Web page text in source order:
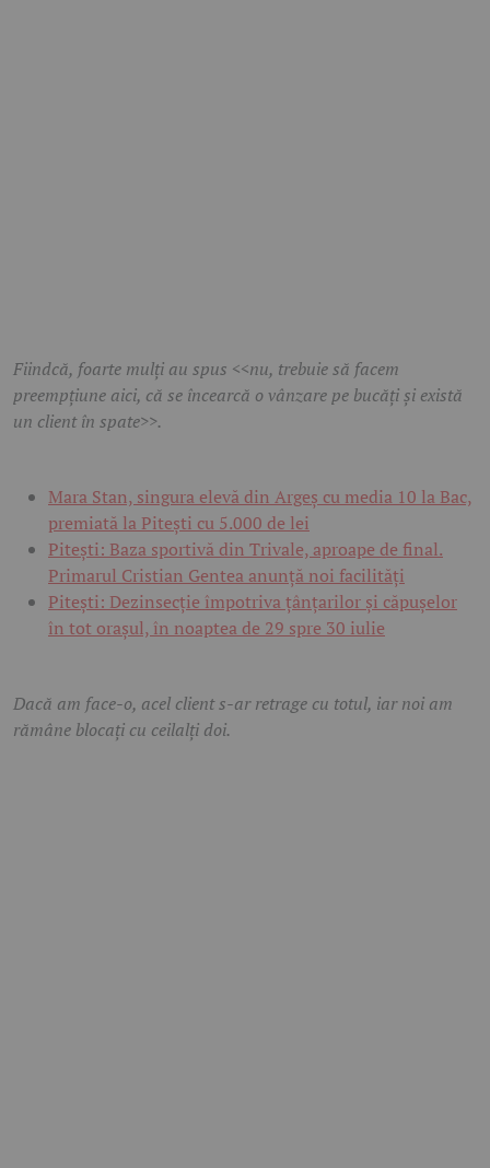
Fiindcă, foarte mulți au spus <<nu, trebuie să facem
preempțiune aici, că se încearcă o vânzare pe bucăți și există
un client în spate>>.
Mara Stan, singura elevă din Argeș cu media 10 la Bac,
premiată la Pitești cu 5.000 de lei
Pitești: Baza sportivă din Trivale, aproape de final.
Primarul Cristian Gentea anunță noi facilități
Pitești: Dezinsecție împotriva țânțarilor și căpușelor
în tot orașul, în noaptea de 29 spre 30 iulie
Dacă am face-o, acel client s-ar retrage cu totul, iar noi am
rămâne blocați cu ceilalți doi.